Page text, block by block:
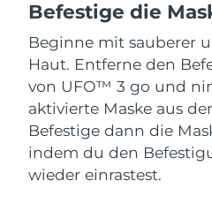
Befestige die
Beginne mit sauberer
Haut. Entferne den
von UFO™ 3 go und
aktivierte Maske aus
Befestige dann die
indem du den
wieder einrastest.